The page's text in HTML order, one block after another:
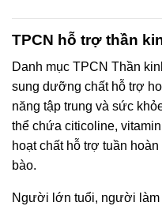
TPCN hỗ trợ thần
Danh mục TPCN Thần
sung dưỡng chất hỗ trợ
năng tập trung và sức
thể chứa citicoline,
hoạt chất hỗ trợ tuần
bào.
Người lớn tuổi, người làm